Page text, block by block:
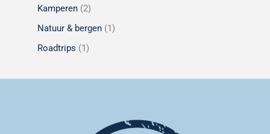
Kamperen(2)
Natuur & bergen(1)
Roadtrips (1)